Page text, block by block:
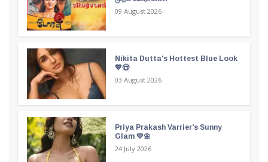
09 August 2026
Nikita Dutta's Hottest Blue Look
💙😍
03 August 2026
Priya Prakash Varrier's Sunny
Glam 💛🌼
24 July 2026